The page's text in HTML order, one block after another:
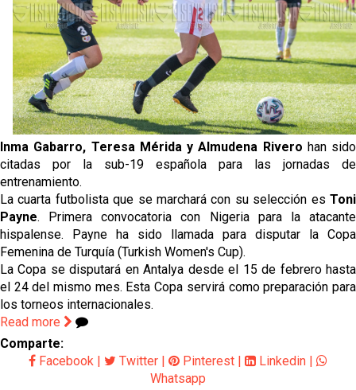
El Sevilla C se queda en Tercera Federación
Atlético y Getafe agitan el mercado de LaLiga
Luis García Plaza: No sufrir ya es un paso adelante
El Sevilla FC plantea ampliar hasta cinco fichajes
más antes del cierre
Inma Gabarro, Teresa Mérida y Almudena Rivero han sido
citadas por la sub-19 española para las jornadas de
entrenamiento.
La cuarta futbolista que se marchará con su selección es Toni
Payne. Primera convocatoria con Nigeria para la atacante
hispalense. Payne ha sido llamada para disputar la Copa
Femenina de Turquía (Turkish Women's Cup).
La Copa se disputará en Antalya desde el 15 de febrero hasta
el 24 del mismo mes. Esta Copa servirá como preparación para
los torneos internacionales.
Read more
Comparte:
Facebook | Twitter | Pinterest | Linkedin |
Whatsapp